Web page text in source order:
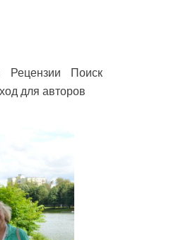
Рецензии
Поиск
для авторов